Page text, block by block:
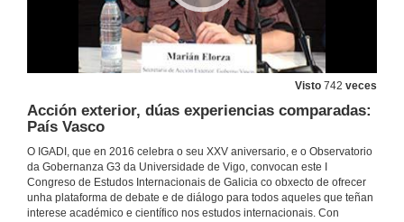
Visto 742 veces
Acción exterior, dúas experiencias comparadas:
País Vasco
O IGADI, que en 2016 celebra o seu XXV aniversario, e o Observatorio
da Gobernanza G3 da Universidade de Vigo, convocan este I
Congreso de Estudos Internacionais de Galicia co obxecto de ofrecer
unha plataforma de debate e de diálogo para todos aqueles que teñan
interese académico e científico nos estudos internacionais. Con
Rolda de Preguntas
29 de xuño de 2016
Intervención de Teresa Moure
Activos nunha paradiplomacia en rede
29 de xuño de 2016